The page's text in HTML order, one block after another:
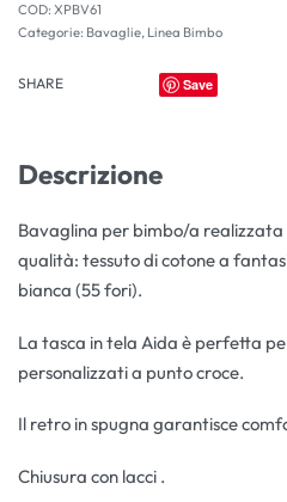
XPBV61
Categorie: Bavaglie, Linea Bimbo
SHARE Save
Descrizione
Bavaglina per bimbo/a realizzata
qualità: tessuto di cotone a
bianca (55 fori).
La tasca in tela Aida è perfetta
personalizzati a punto croce.
Il retro in spugna garantisce
Chiusura con lacci .